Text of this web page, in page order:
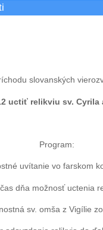
slovanských
uctiť relikviu sv.
Program:
uvítanie vo farskom
dňa možnosť uctenia
sv. omša z Vigílie